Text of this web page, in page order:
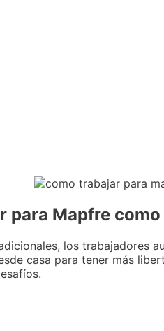
para Mapfre
los trabajadores
casa para tener más